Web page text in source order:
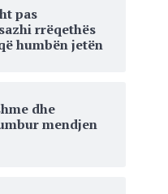
pas
rrëqethës
humbën jetën
dhe
mendjen